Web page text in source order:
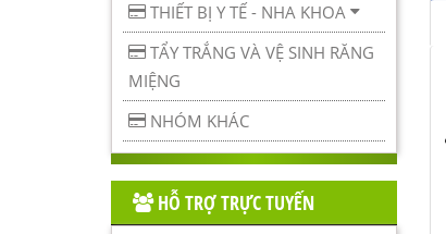
THIẾT BỊ Y TẾ - NHA KHOA
TẨY TRẮNG VÀ VỆ SINH RĂNG
MIỆNG
NHÓM KHÁC
HỖ TRỢ TRỰC TUYẾN